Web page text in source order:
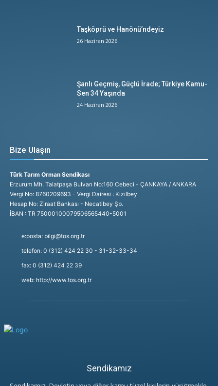
Taşköprü ve Hanönü’ndeyiz
26 Haziran 2026
Şanlı Geçmiş, Güçlü İrade; Türkiye Kamu-
Sen 34 Yaşında
24 Haziran 2026
Bize Ulaşın
Türk Tarım Orman Sendikası
Erzurum Mh. Talatpaşa Bulvarı No:160 Cebeci - ÇANKAYA / ANKARA
Vergi No: 8760209693 - Vergi Dairesi : Kızılbey
Hesap No: Ziraat Bankası - Necatibey Şb.
İBAN : TR 75000100079506565440-5001
e:posta: bilgi@tos.org.tr
telefon: 0 (312) 424 22 30 - 31-32-33-34
fax: 0 (312) 424 22 39
web: http://www.tos.org.tr
Sendikamız